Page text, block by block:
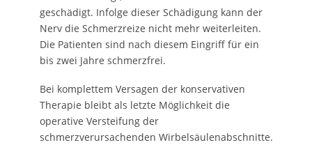
geschädigt. Infolge dieser Schädigung kann der
Nerv die Schmerzreize nicht mehr weiterleiten.
Die Patienten sind nach diesem Eingriff für ein
bis zwei Jahre schmerzfrei.
Bei komplettem Versagen der konservativen
Therapie bleibt als letzte Möglichkeit die
operative Versteifung der
schmerzverursachenden Wirbelsäulenabschnitte.